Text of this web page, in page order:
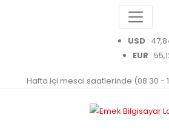
USD :
EUR :
Hafta içi mesai saatlerinde (08:30 -